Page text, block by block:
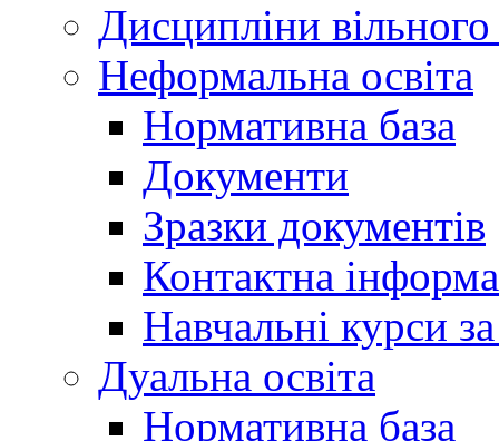
Дисципліни
Неформальна освіта
Нормативна база
Документи
Зразки документів
Контактна
Навчальні курси
Дуальна освіта
Нормативна база